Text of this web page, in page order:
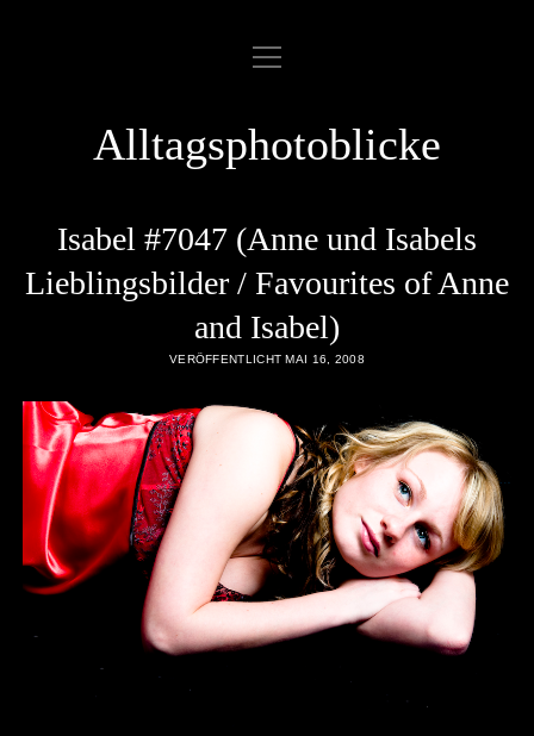
ABOUT
DATENSCHUTZERKLÄRUNG
LINKLIST
SAMPLE PAGE
twitter emailflickr
Menü
öffnen
Alltagsphotoblicke
Isabel #7047 (Anne und Isabels
Lieblingsbilder / Favourites of Anne
and Isabel)
VERÖFFENTLICHT MAI 16, 2008